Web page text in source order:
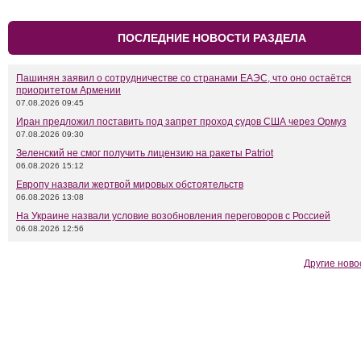
ПОСЛЕДНИЕ НОВОСТИ РАЗДЕЛА
Пашинян заявил о сотрудничестве со странами ЕАЭС, что оно остаётся
приоритетом Армении
07.08.2026 09:45
Иран предложил поставить под запрет проход судов США через Ормуз
07.08.2026 09:30
Зеленский не смог получить лицензию на ракеты Patriot
06.08.2026 15:12
Европу назвали жертвой мировых обстоятельств
06.08.2026 13:08
На Украине назвали условие возобновления переговоров с Россией
06.08.2026 12:56
Другие